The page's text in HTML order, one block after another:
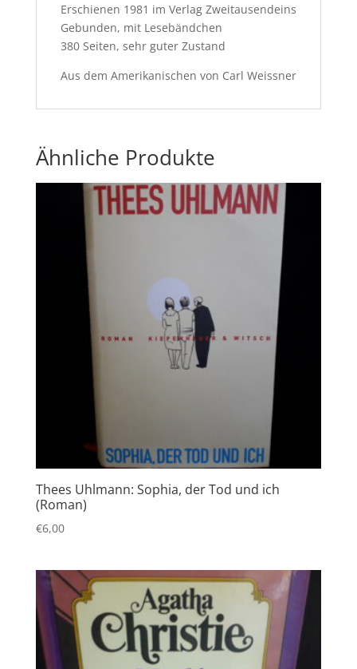
Erschienen 1981 im Verlag Zweitausendeins
Gebunden, mit Lesebändchen
380 Seiten, sehr guter Zustand
Aus dem Amerikanischen von Carl Weissner
Ähnliche Produkte
Thees Uhlmann: Sophia, der Tod und ich
(Roman)
€6,00